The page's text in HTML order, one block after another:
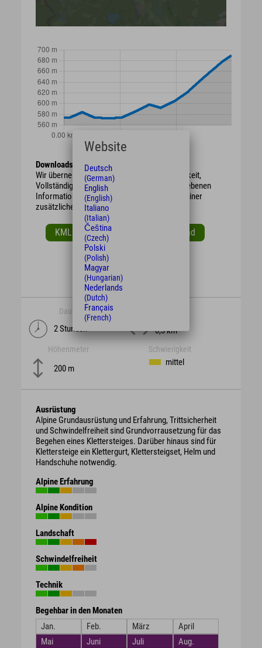
Downloads
Wir übernehmen keine Haftung für die Richtigkeit,
Vollständigkeit oder Aktualität der wiedergegebenen
Informationen. Wir empfehlen die Mitnahme einer
zusätzlichen Karte.
KML Download GPX Download
Dauer
2 Stunden 0,3 km
Höhenmeter
200 m
Schwierigkeit
mittel
Ausrüstung
Alpine Grundausrüstung und Erfahrung, Trittsicherheit
und Schwindelfreiheit sind Grundvorrausetzung für das
Begehen eines Klettersteiges. Darüber hinaus sind für
Klettersteige ein Klettergurt, Klettersteigset, Helm und
Handschuhe notwendig.
Alpine Erfahrung
Alpine Kondition
Landschaft
Schwindelfreiheit
Technik
Begehbar in den Monaten
Jan.
Feb. März
April
Mai
Juni Juli
Aug.
Website
Deutsch
(German)
English
(English)
Italiano
(Italian)
Čeština
(Czech)
Polski
(Polish)
Magyar
(Hungarian)
Nederlands
(Dutch)
Français
(French)